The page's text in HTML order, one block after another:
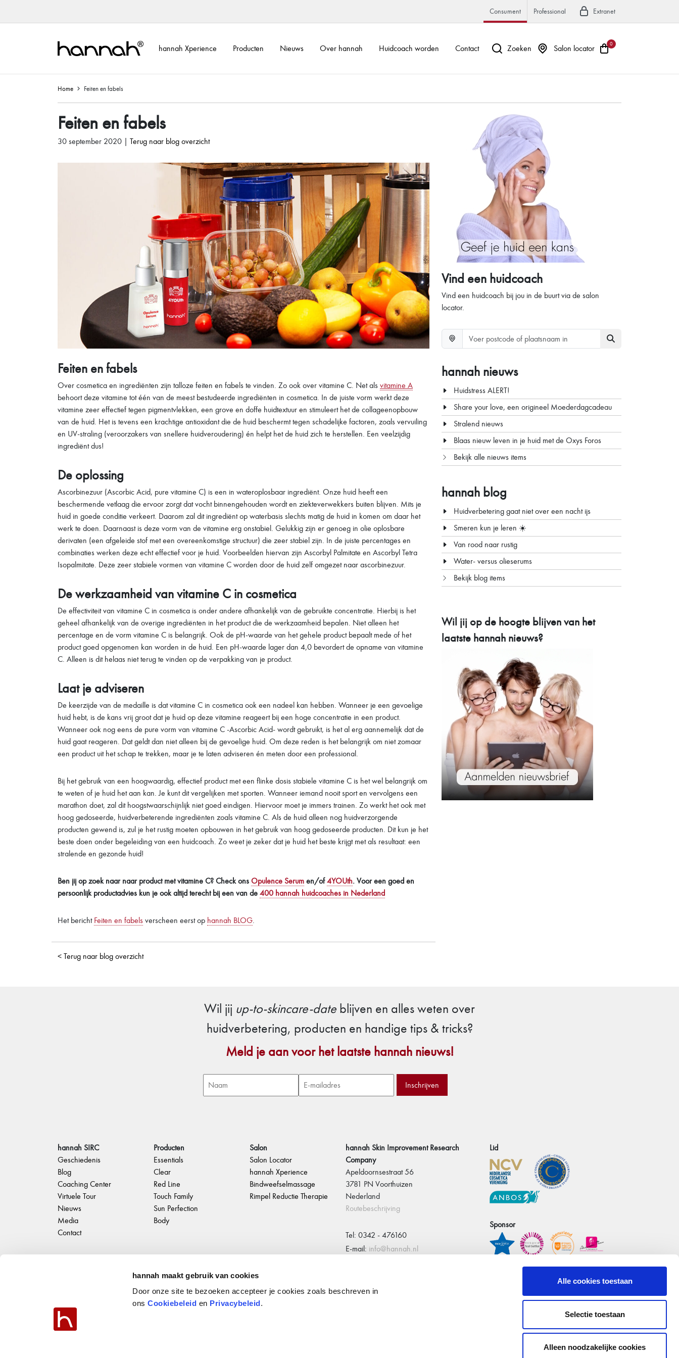
hannah maakt gebruik van cookies
Door onze site te bezoeken accepteer je cookies zoals beschreven in
onsCookiebeleid en Privacybeleid.
Alle cookies toestaan
Selectie toestaan
Alleen noodzakelijke cookies
Consument Professional Extranet
Zoeken Salon locator 0
hannah Xperience Producten Nieuws Over hannah Huidcoach worden Contact
Home Feiten en fabels
Feiten en fabels
30 september 2020 | Terug naar blog overzicht
Feiten en fabels
Over cosmetica en ingrediënten zijn talloze feiten en fabels te vinden. Zo ook over vitamine C. Net als vitamine A
behoort deze vitamine tot één van de meest bestudeerde ingrediënten in cosmetica. In de juiste vorm werkt deze
vitamine zeer effectief tegen pigmentvlekken, een grove en doffe huidtextuur en stimuleert het de collageenopbouw
van de huid. Het is tevens een krachtige antioxidant die de huid beschermt tegen schadelijke factoren, zoals vervuiling
en UV-straling (veroorzakers van snellere huidveroudering) én helpt het de huid zich te herstellen. Een veelzijdig
ingrediënt dus!
De oplossing
Ascorbinezuur (Ascorbic Acid, pure vitamine C) is een in wateroplosbaar ingrediënt. Onze huid heeft een
beschermende vetlaag die ervoor zorgt dat vocht binnengehouden wordt en ziekteverwekkers buiten blijven. Mits je
huid in goede conditie verkeert. Daarom zal dit ingrediënt op waterbasis slechts matig de huid in komen om daar het
werk te doen. Daarnaast is deze vorm van de vitamine erg onstabiel. Gelukkig zijn er genoeg in olie oplosbare
derivaten (een afgeleide stof met een overeenkomstige structuur) die zeer stabiel zijn. In de juiste percentages en
combinaties werken deze echt effectief voor je huid. Voorbeelden hiervan zijn Ascorbyl Palmitate en Ascorbyl Tetra
Isopalmitate. Deze zeer stabiele vormen van vitamine C worden door de huid zelf omgezet naar ascorbinezuur.
De werkzaamheid van vitamine C in cosmetica
De effectiviteit van vitamine C in cosmetica is onder andere afhankelijk van de gebruikte concentratie. Hierbij is het
geheel afhankelijk van de overige ingrediënten in het product die de werkzaamheid bepalen. Niet alleen het
percentage en de vorm vitamine C is belangrijk. Ook de pH-waarde van het gehele product bepaalt mede of het
product goed opgenomen kan worden in de huid. Een pH-waarde lager dan 4,0 bevordert de opname van vitamine
C. Alleen is dit helaas niet terug te vinden op de verpakking van je product.
Laat je adviseren
De keerzijde van de medaille is dat vitamine C in cosmetica ook een nadeel kan hebben. Wanneer je een gevoelige
huid hebt, is de kans vrij groot dat je huid op deze vitamine reageert bij een hoge concentratie in een product.
Wanneer ook nog eens de pure vorm van vitamine C -Ascorbic Acid- wordt gebruikt, is het al erg aannemelijk dat de
huid gaat reageren. Dat geldt dan niet alleen bij de gevoelige huid. Om deze reden is het belangrijk om niet zomaar
een product uit het schap te trekken, maar je te laten adviseren én meten door een professional.
Bij het gebruik van een hoogwaardig, effectief product met een flinke dosis stabiele vitamine C is het wel belangrijk om
te weten of je huid het aan kan. Je kunt dit vergelijken met sporten. Wanneer iemand nooit sport en vervolgens een
marathon doet, zal dit hoogstwaarschijnlijk niet goed eindigen. Hiervoor moet je immers trainen. Zo werkt het ook met
hoog gedoseerde, huidverbeterende ingrediënten zoals vitamine C. Als de huid alleen nog huidverzorgende
producten gewend is, zul je het rustig moeten opbouwen in het gebruik van hoog gedoseerde producten. Dit kun je het
beste doen onder begeleiding van een huidcoach. Zo weet je zeker dat je huid het beste krijgt met als resultaat: een
stralende en gezonde huid!
Ben jij op zoek naar naar product met vitamine C? Check ons Opulence Serum en/of4YOUth. Voor een goed en
persoonlijk productadvies kun je ook altijd terecht bij een van de 400 hannah huidcoaches in Nederland
Het bericht Feiten en fabels verscheen eerst op hannah BLOG.
< Terug naar blog overzicht
Vind een huidcoach
Vind een huidcoach bij jou in de buurt via de salon
locator.
hannah nieuws
Huidstress ALERT!
Share your love, een origineel Moederdagcadeau
Stralend nieuws
Blaas nieuw leven in je huid met de Oxys Foros
Bekijk alle nieuws items
hannah blog
Huidverbetering gaat niet over een nacht ijs
Smeren kun je leren ☀️
Van rood naar rustig
Water- versus olieserums
Bekijk blog items
Wil jij op de hoogte blijven van het
laatste hannah nieuws?
Wil jij up-to-skincare-date blijven en alles weten over
huidverbetering, producten en handige tips & tricks?
Meld je aan voor het laatste hannah nieuws!
hannah SIRC
Geschiedenis
Blog
Coaching Center
Virtuele Tour
Nieuws
Media
Contact
Producten
Essentials
Clear
Red Line
Touch Family
Sun Perfection
Body
Salon
Salon Locator
hannah Xperience
Bindweefselmassage
Rimpel Reductie Therapie
hannah Skin Improvement Research
Company
Apeldoornsestraat 56
3781 PN Voorthuizen
Nederland
Routebeschrijving
Tel: 0342 - 476160
E-mail: info@hannah.nl
Lid
Sponsor